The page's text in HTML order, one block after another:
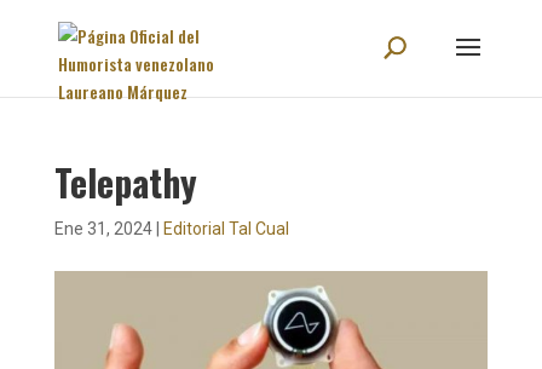
Telepathy
Ene 31, 2024| Editorial Tal Cual